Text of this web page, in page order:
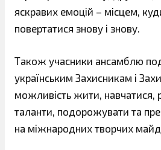
яскравих емоцій – місцем,
повертатися знову і знову.
Також учасники ансамблю
українським Захисникам і
можливість жити, навчатися,
таланти, подорожувати та
на міжнародних творчих